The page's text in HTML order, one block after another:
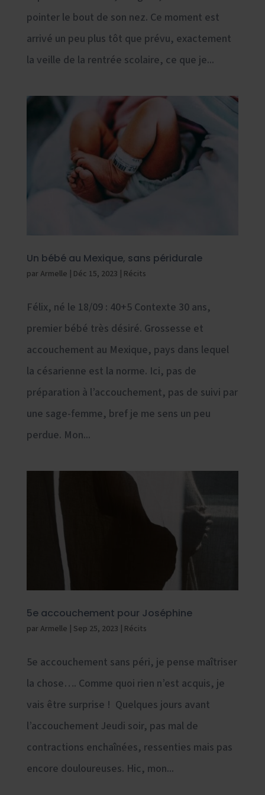
pointer le bout de son nez. Ce moment est
arrivé un peu plus tôt que prévu, exactement
la veille de la rentrée scolaire, ce que je...
Un bébé au Mexique, sans péridurale
par Armelle Déc 15, 2023 Récits
Félix, né le 18/09 : 40+5 Contexte 30 ans,
premier bébé très désiré. Grossesse et
accouchement au Mexique, pays dans lequel
la césarienne est la norme. Ici, pas de
préparation à l’accouchement, pas de suivi par
une sage-femme, bref je me sens un peu
perdue. Mon...
5e accouchement pour Joséphine
par Armelle | Sep 25, 2023 | Récits
5e accouchement sans péri, je pense maîtriser
la chose…. Comme quoi rien n’est acquis, je
vais être surprise ! Quelques jours avant
l’accouchement Jeudi soir, pas mal de
contractions enchaînées, ressenties mais pas
encore douloureuses. Hic, mon...